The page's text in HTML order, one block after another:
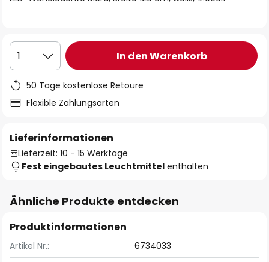
1 In den Warenkorb
50 Tage kostenlose Retoure
Flexible Zahlungsarten
Lieferinformationen
Lieferzeit: 10 - 15 Werktage
Fest eingebautes Leuchtmittel enthalten
Ähnliche Produkte entdecken
Produktinformationen
Artikel Nr.: 6734033